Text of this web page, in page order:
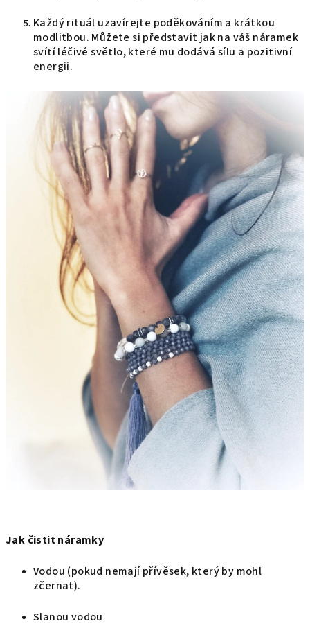
Každý rituál uzavírejte poděkováním a krátkou
modlitbou. Můžete si představit jak na váš náramek
svítí léčivé světlo, které mu dodává sílu a pozitivní
energii.
Jak čistit náramky
Vodou (pokud nemají přívěsek, který by mohl
zčernat).
Slanou vodou